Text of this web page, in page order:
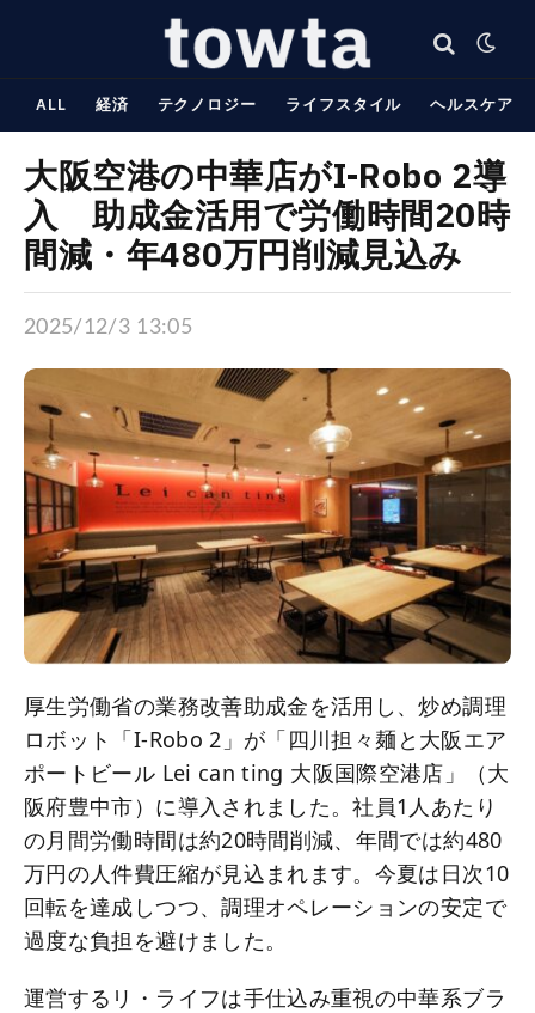
ALL 経済 テクノロジー ライフスタイル ヘルスケア
大阪空港の中華店がI-Robo 2導
入 助成金活用で労働時間20時
間減・年480万円削減見込み
2025/12/3 13:05
厚生労働省の業務改善助成金を活用し、炒め調理
ロボット「I-Robo 2」が「四川担々麺と大阪エア
ポートビール Lei can ting 大阪国際空港店」（大
阪府豊中市）に導入されました。社員1人あたり
の月間労働時間は約20時間削減、年間では約480
万円の人件費圧縮が見込まれます。今夏は日次10
回転を達成しつつ、調理オペレーションの安定で
過度な負担を避けました。
運営するリ・ライフは手仕込み重視の中華系ブラ